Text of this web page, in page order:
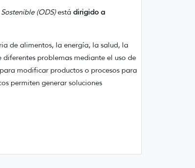
(ODS) está dirigido a
de alimentos, la energía, la salud, la
problemas mediante el uso de
modificar productos o procesos para
permiten generar soluciones